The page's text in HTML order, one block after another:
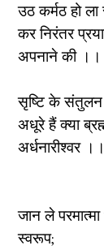
उठ कर्मठ हो
कर निरंतर
अपनाने की ।।
सृष्टि के संतुलन
अधूरे हैं क्या
अर्धनारीश्वर ।।
जान ले
स्वरूप;